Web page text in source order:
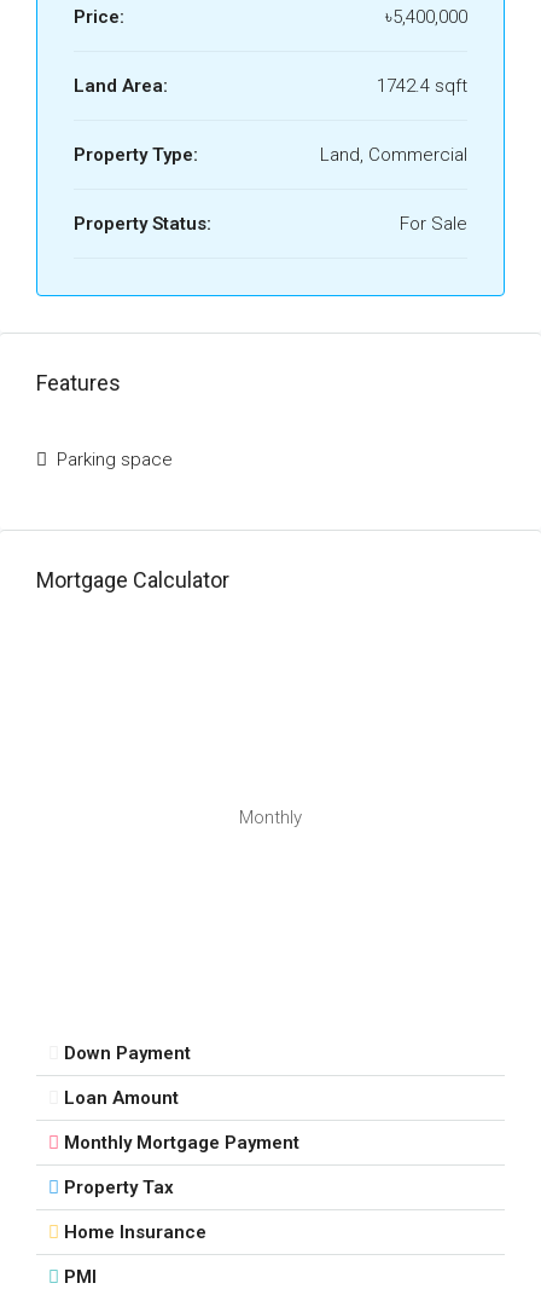
Price: ৳5,400,000
Land Area: 1742.4 sqft
Property Type: Land, Commercial
Property Status: For Sale
Features
Parking space
Mortgage Calculator
Monthly
Down Payment
Loan Amount
Monthly Mortgage Payment
Property Tax
Home Insurance
PMI